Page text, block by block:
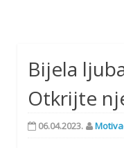
Bijela
Otkrijte
06.04.2023.